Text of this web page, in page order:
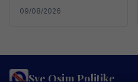
09/08/2026
Sve Osim Politike